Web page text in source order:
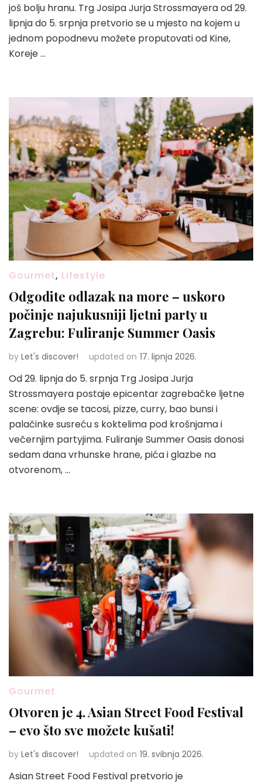
još bolju hranu. Trg Josipa Jurja Strossmayera od 29.
lipnja do 5. srpnja pretvorio se u mjesto na kojem u
jednom popodnevu možete proputovati od Kine,
Koreje …
Gourmet, Lifestyle
Odgodite odlazak na more – uskoro
počinje najukusniji ljetni party u
Zagrebu: Fuliranje Summer Oasis
by Let's discover! updated on 17. lipnja 2026.
Od 29. lipnja do 5. srpnja Trg Josipa Jurja
Strossmayera postaje epicentar zagrebačke ljetne
scene: ovdje se tacosi, pizze, curry, bao bunsi i
palačinke susreću s koktelima pod krošnjama i
večernjim partyjima. Fuliranje Summer Oasis donosi
sedam dana vrhunske hrane, pića i glazbe na
otvorenom, …
Gourmet
Otvoren je 4. Asian Street Food Festival
– evo što sve možete kušati!
by Let's discover! updated on 19. svibnja 2026.
Asian Street Food Festival pretvorio je